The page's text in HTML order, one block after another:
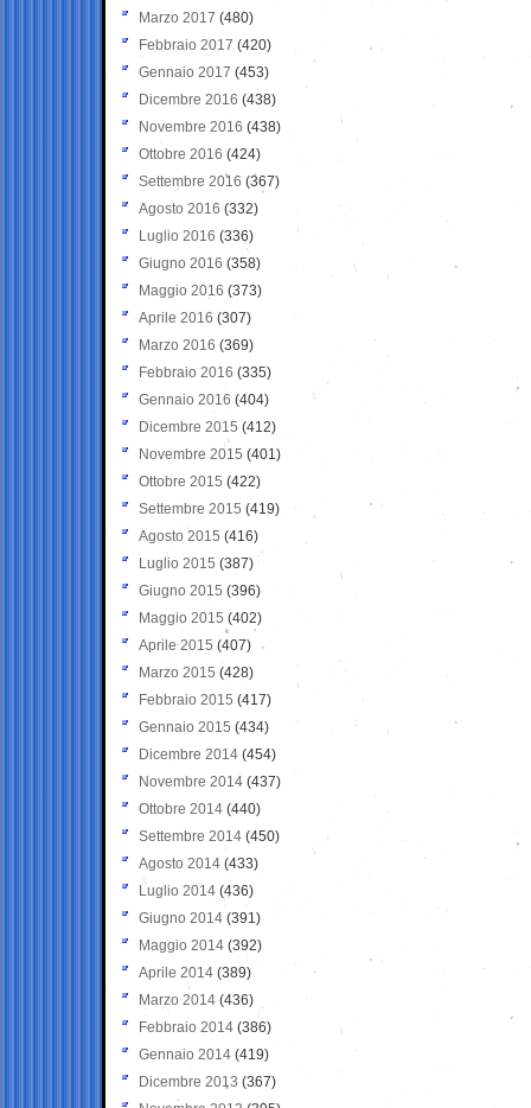
Marzo 2017 (480)
Febbraio 2017 (420)
Gennaio 2017 (453)
Dicembre 2016 (438)
Novembre 2016 (438)
Ottobre 2016 (424)
Settembre 2016 (367)
Agosto 2016 (332)
Luglio 2016 (336)
Giugno 2016 (358)
Maggio 2016 (373)
Aprile 2016 (307)
Marzo 2016 (369)
Febbraio 2016 (335)
Gennaio 2016 (404)
Dicembre 2015 (412)
Novembre 2015 (401)
Ottobre 2015 (422)
Settembre 2015 (419)
Agosto 2015 (416)
Luglio 2015 (387)
Giugno 2015 (396)
Maggio 2015 (402)
Aprile 2015 (407)
Marzo 2015 (428)
Febbraio 2015 (417)
Gennaio 2015 (434)
Dicembre 2014 (454)
Novembre 2014 (437)
Ottobre 2014 (440)
Settembre 2014 (450)
Agosto 2014 (433)
Luglio 2014 (436)
Giugno 2014 (391)
Maggio 2014 (392)
Aprile 2014 (389)
Marzo 2014 (436)
Febbraio 2014 (386)
Gennaio 2014 (419)
Dicembre 2013 (367)